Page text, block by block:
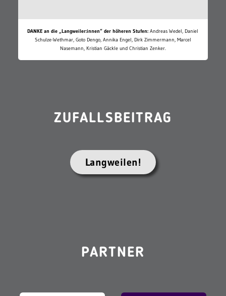
DANKE an die „Langweiler:innen“ der höheren Stufen: Andreas Wedel, Daniel
Schulze-Wethmar, Goto Dengo, Annika Engel, Dirk Zimmermann, Marcel
Nasemann, Kristian Gäckle und Christian Zenker.
ZUFALLSBEITRAG
Langweilen!
PARTNER